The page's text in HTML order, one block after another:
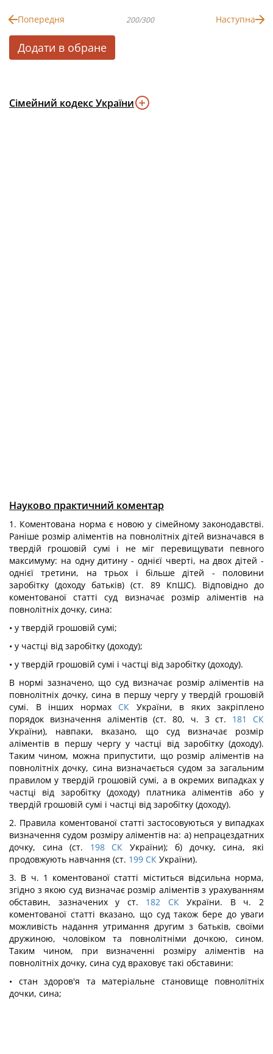
Попередня 200/300 Наступна
Додати в обране
Сімейний кодекс України
Науково практичний коментар
1. Коментована норма є новою у сімейному законодавстві.
Раніше розмір аліментів на повнолітніх дітей визначався в
твердій грошовій сумі і не міг перевищувати певного
максимуму: на одну дитину - однієї чверті, на двох дітей -
однієї третини, на трьох і більше дітей - половини
заробітку (доходу батьків) (ст. 89 КпШС). Відповідно до
коментованої статті суд визначає розмір аліментів на
повнолітніх дочку, сина:
• у твердій грошовій сумі;
• у частці від заробітку (доходу);
• у твердій грошовій сумі і частці від заробітку (доходу).
В нормі зазначено, що суд визначає розмір аліментів на
повнолітніх дочку, сина в першу чергу у твердій грошовій
сумі. В інших нормах СК України, в яких закріплено
порядок визначення аліментів (ст. 80, ч. 3 ст. 181 СК
України), навпаки, вказано, що суд визначає розмір
аліментів в першу чергу у частці від заробітку (доходу).
Таким чином, можна припустити, що розмір аліментів на
повнолітніх дочку, сина визначається судом за загальним
правилом у твердій грошовій сумі, а в окремих випадках у
частці від заробітку (доходу) платника аліментів або у
твердій грошовій сумі і частці від заробітку (доходу).
2. Правила коментованої статті застосовуються у випадках
визначення судом розміру аліментів на: а) непрацездатних
дочку, сина (ст. 198 СК України); б) дочку, сина, які
продовжують навчання (ст. 199 СК України).
3. В ч. 1 коментованої статті міститься відсильна норма,
згідно з якою суд визначає розмір аліментів з урахуванням
обставин, зазначених у ст. 182 СКУкраїни. В ч. 2
коментованої статті вказано, що суд також бере до уваги
можливість надання утримання другим з батьків, своїми
дружиною, чоловіком та повнолітніми дочкою, сином.
Таким чином, при визначенні розміру аліментів на
повнолітніх дочку, сина суд враховує такі обставини:
• стан здоров'я та матеріальне становище повнолітніх
дочки, сина;